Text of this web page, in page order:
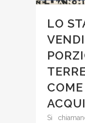
LO
COME
Si